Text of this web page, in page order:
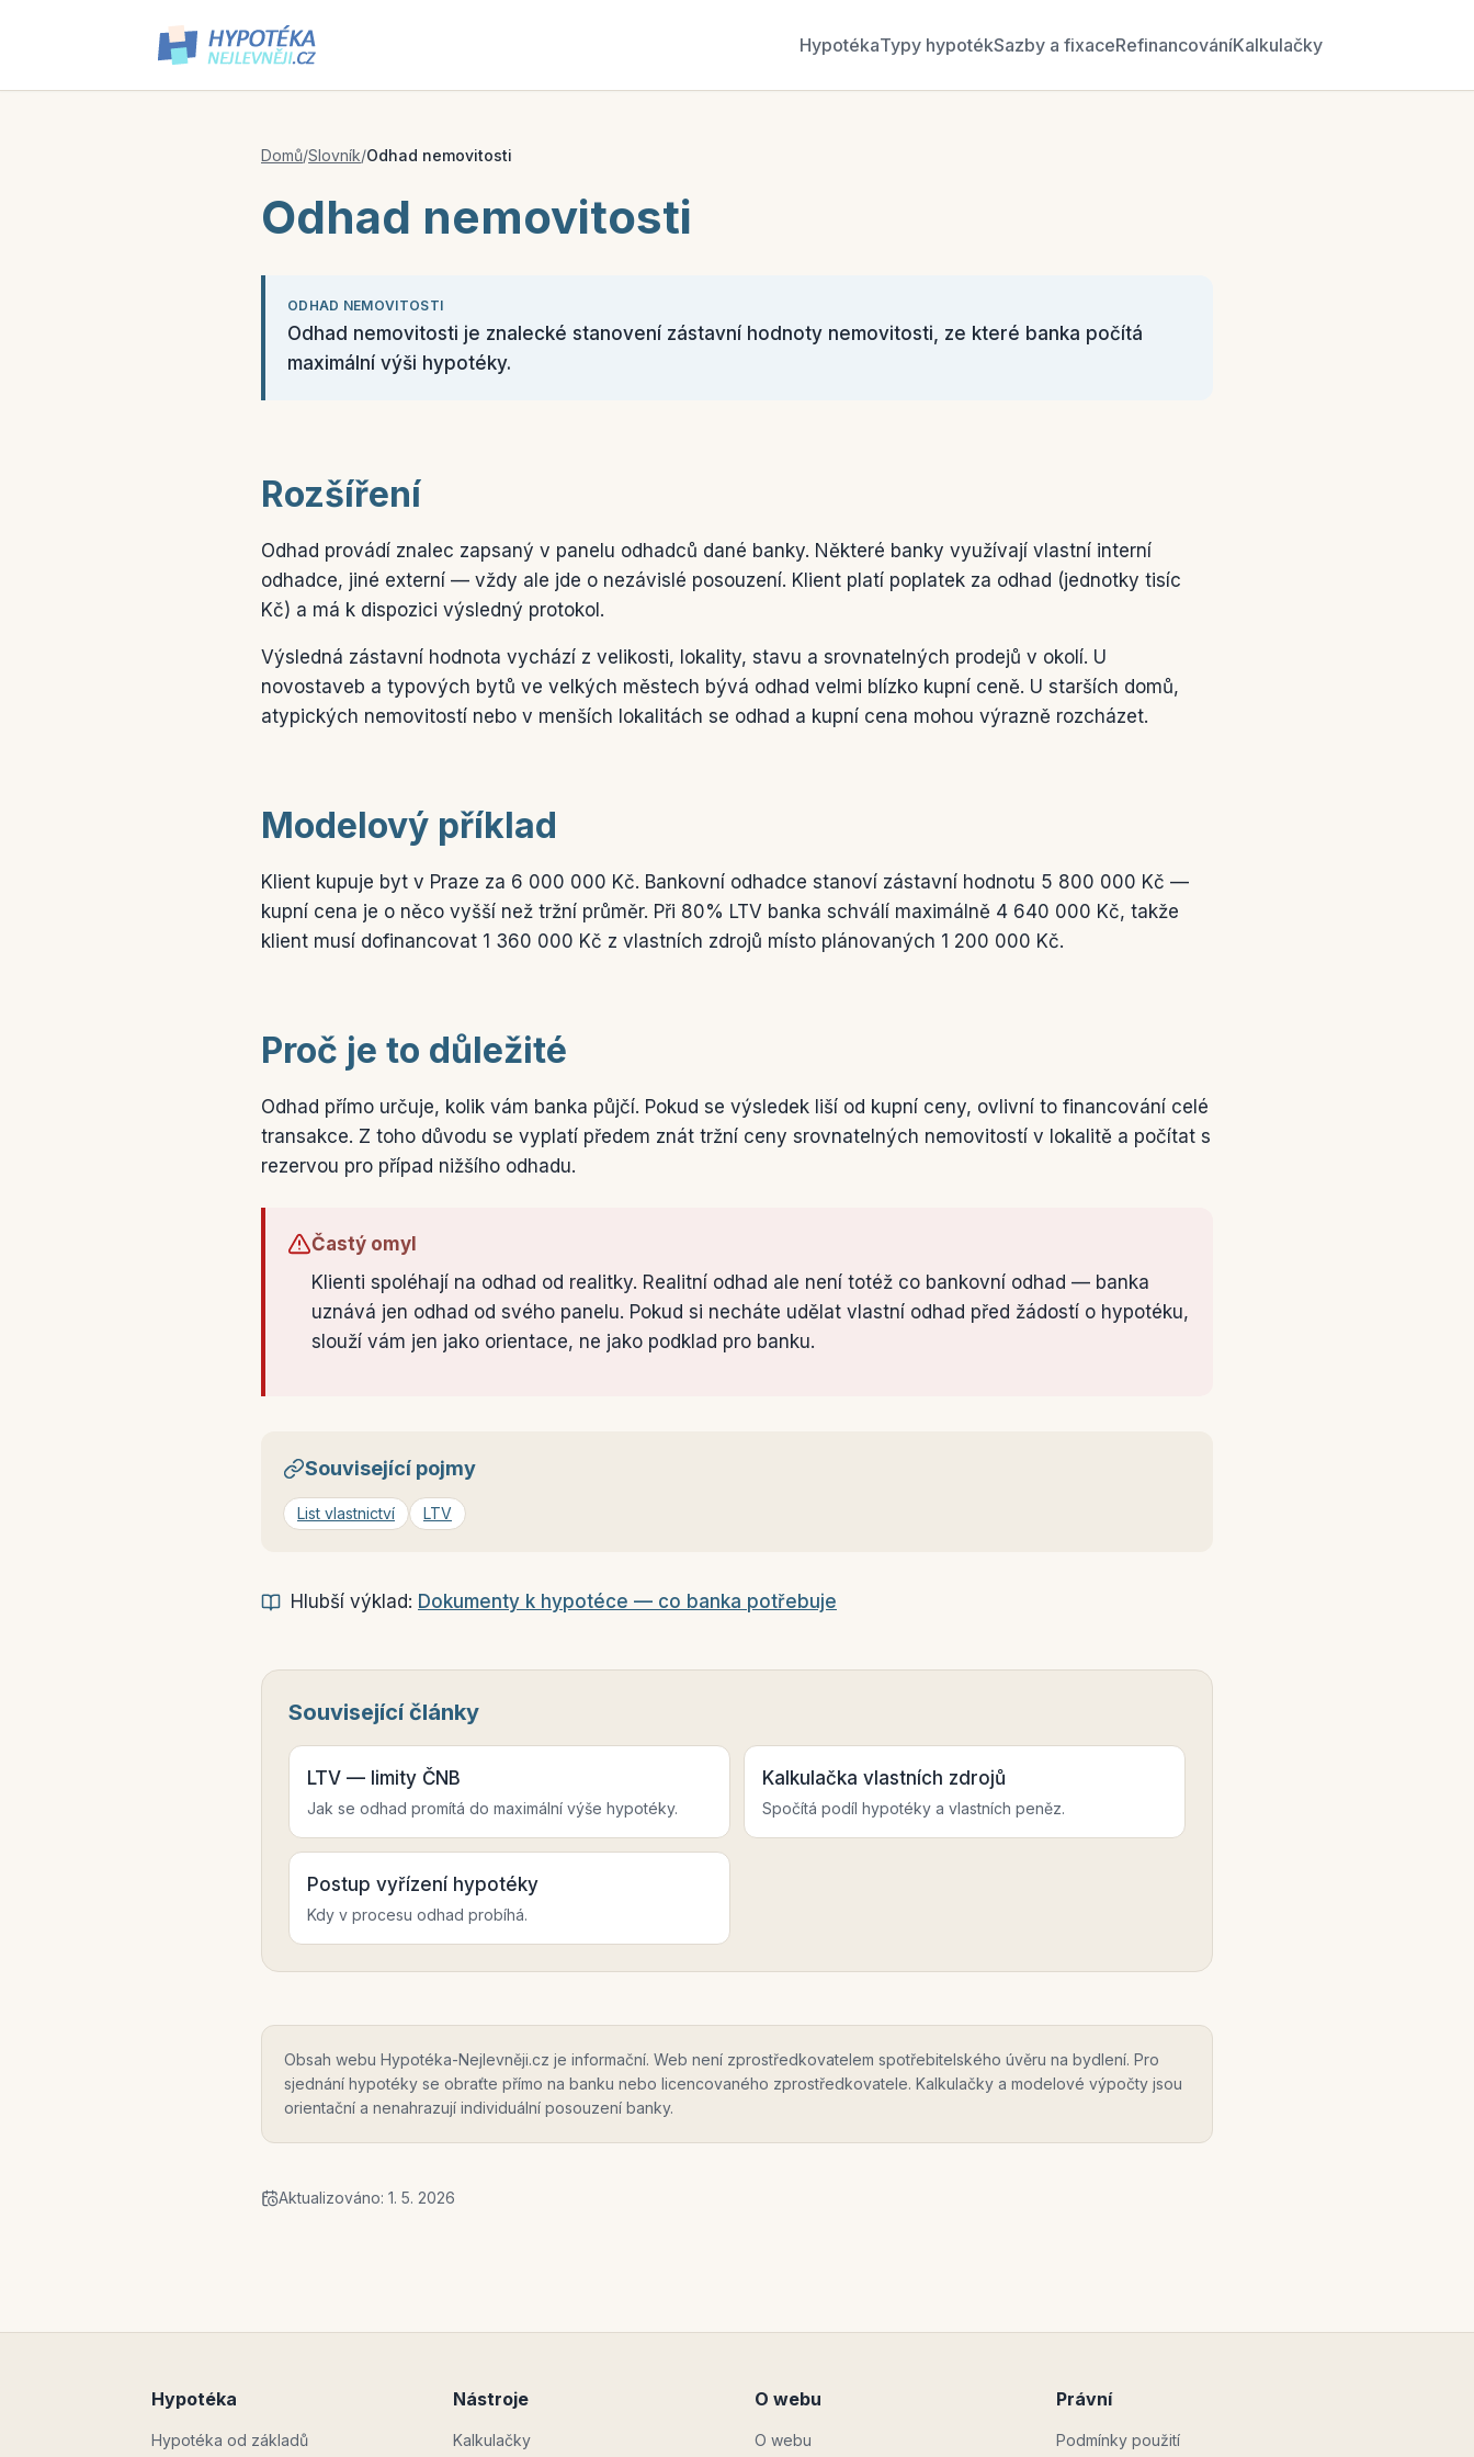
HypotékaTypy hypotékSazby a fixaceRefinancováníKalkulačky
Domů/Slovník/Odhad nemovitosti
Odhad nemovitosti
ODHAD NEMOVITOSTI
Odhad nemovitosti je znalecké stanovení zástavní hodnoty nemovitosti, ze které banka počítá
maximální výši hypotéky.
Rozšíření
Odhad provádí znalec zapsaný v panelu odhadců dané banky. Některé banky využívají vlastní interní
odhadce, jiné externí — vždy ale jde o nezávislé posouzení. Klient platí poplatek za odhad (jednotky tisíc
Kč) a má k dispozici výsledný protokol.
Výsledná zástavní hodnota vychází z velikosti, lokality, stavu a srovnatelných prodejů v okolí. U
novostaveb a typových bytů ve velkých městech bývá odhad velmi blízko kupní ceně. U starších domů,
atypických nemovitostí nebo v menších lokalitách se odhad a kupní cena mohou výrazně rozcházet.
Modelový příklad
Klient kupuje byt v Praze za 6 000 000 Kč. Bankovní odhadce stanoví zástavní hodnotu 5 800 000 Kč —
kupní cena je o něco vyšší než tržní průměr. Při 80% LTV banka schválí maximálně 4 640 000 Kč, takže
klient musí dofinancovat 1 360 000 Kč z vlastních zdrojů místo plánovaných 1 200 000 Kč.
Proč je to důležité
Odhad přímo určuje, kolik vám banka půjčí. Pokud se výsledek liší od kupní ceny, ovlivní to financování celé
transakce. Z toho důvodu se vyplatí předem znát tržní ceny srovnatelných nemovitostí v lokalitě a počítat s
rezervou pro případ nižšího odhadu.
Častý omyl
Klienti spoléhají na odhad od realitky. Realitní odhad ale není totéž co bankovní odhad — banka
uznává jen odhad od svého panelu. Pokud si necháte udělat vlastní odhad před žádostí o hypotéku,
slouží vám jen jako orientace, ne jako podklad pro banku.
Související pojmy
List vlastnictví LTV
Hlubší výklad: Dokumenty k hypotéce — co banka potřebuje
Související články
LTV — limity ČNB
Jak se odhad promítá do maximální výše hypotéky.
Kalkulačka vlastních zdrojů
Spočítá podíl hypotéky a vlastních peněz.
Postup vyřízení hypotéky
Kdy v procesu odhad probíhá.
Obsah webu Hypotéka-Nejlevněji.cz je informační. Web není zprostředkovatelem spotřebitelského úvěru na bydlení. Pro
sjednání hypotéky se obraťte přímo na banku nebo licencovaného zprostředkovatele. Kalkulačky a modelové výpočty jsou
orientační a nenahrazují individuální posouzení banky.
Aktualizováno: 1. 5. 2026
Hypotéka
Hypotéka od základů
Nástroje
Kalkulačky
O webu
O webu
Právní
Podmínky použití